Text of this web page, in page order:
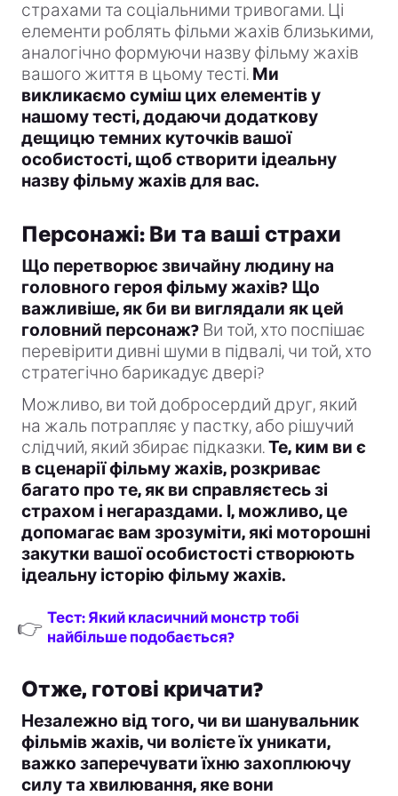
страхами та соціальними тривогами. Ці
елементи роблять фільми жахів близькими,
аналогічно формуючи назву фільму жахів
вашого життя в цьому тесті. Ми
викликаємо суміш цих елементів у
нашому тесті, додаючи додаткову
дещицю темних куточків вашої
особистості, щоб створити ідеальну
назву фільму жахів для вас.
Персонажі: Ви та ваші страхи
Що перетворює звичайну людину на
головного героя фільму жахів? Що
важливіше, як би ви виглядали як цей
головний персонаж? Ви той, хто поспішає
перевірити дивні шуми в підвалі, чи той, хто
стратегічно барикадує двері?
Можливо, ви той добросердий друг, який
на жаль потрапляє у пастку, або рішучий
слідчий, який збирає підказки.Те, ким ви є
в сценарії фільму жахів, розкриває
багато про те, як ви справляєтесь зі
страхом і негараздами. І, можливо, це
допомагає вам зрозуміти, які моторошні
закутки вашої особистості створюють
ідеальну історію фільму жахів.
👉 Тест: Який класичний монстр тобі
найбільше подобається?
Отже, готові кричати?
Незалежно від того, чи ви шанувальник
фільмів жахів, чи волієте їх уникати,
важко заперечувати їхню захоплюючу
силу та хвилювання, яке вони